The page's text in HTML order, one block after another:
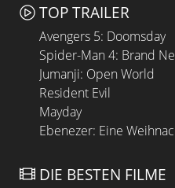
TOP TRAILER
Avengers 5: Doomsday
Spider-Man 4: Brand
Jumanji: Open World
Resident Evil
Mayday
Ebenezer: Eine
DIE BESTEN FILME